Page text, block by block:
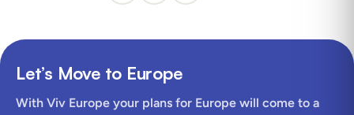
Let’s Move to Europe
With Viv Europe your plans for Europe will come to a